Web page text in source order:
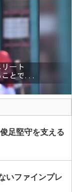
足堅守を支える
いファインプレ